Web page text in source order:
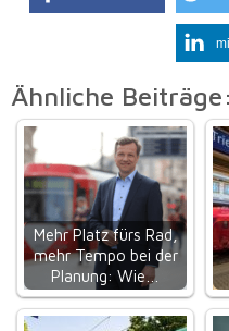
Ähnliche Beiträge:
Mehr Platz fürs Rad,
mehr Tempo bei der
Planung: Wie…